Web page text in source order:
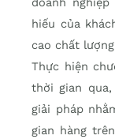
hiếu của
cao chất
Thực hiện
thời gian
giải pháp
gian hàng